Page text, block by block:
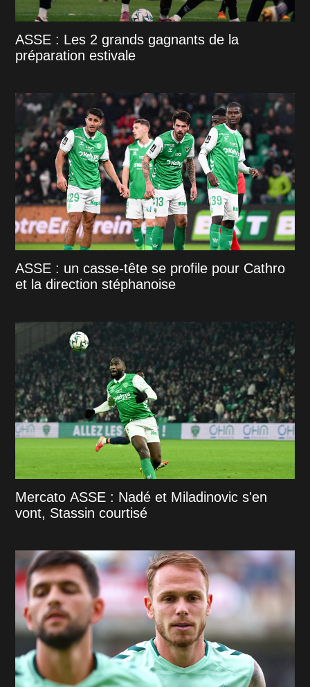
ASSE : Les 2 grands gagnants de la
préparation estivale
ASSE : un casse-tête se profile pour Cathro
et la direction stéphanoise
Mercato ASSE : Nadé et Miladinovic s'en
vont, Stassin courtisé